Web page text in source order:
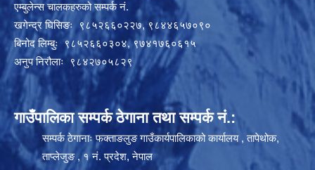
एम्बुलेन्स चालकहरुको सम्पर्क नं.
खगेन्द्र घिसिङः ९८५२६६०२२७, ९८४४६५७०९०
बिनोद लिम्बुः ९८५२६६०३०४, ९७४१७६०६१५
अनुप निरौलाः ९८४२७०५८२९
गाउँपालिका सम्पर्क ठेगाना तथा सम्पर्क नं.:
सम्पर्क ठेगानाः फक्ताङलुङ गाउँकार्यपालिकाको कार्यालय , तापेथोक,
ताप्लेजुङ , १ नं. प्रदेश, नेपाल